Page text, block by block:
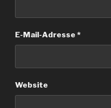
E-Mail-Adresse *
Website